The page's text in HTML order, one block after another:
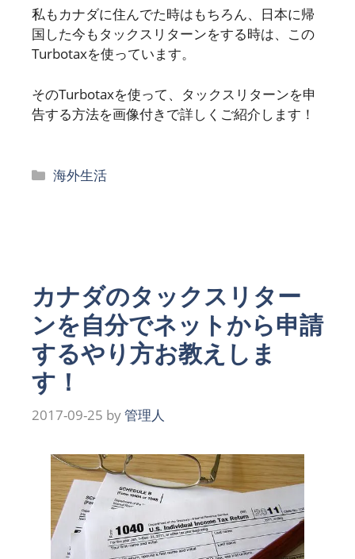
私もカナダに住んでた時はもちろん、日本に帰
国した今もタックスリターンをする時は、この
Turbotaxを使っています。
そのTurbotaxを使って、タックスリターンを申
告する方法を画像付きで詳しくご紹介します！
カ
海外生活
カナダのタックスリター
ンを自分でネットから申請
するやり方お教えしま
す！
2017-09-25 by管理人